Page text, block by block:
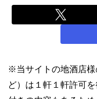
※当サイトの地酒店
ど）は１軒１軒許可